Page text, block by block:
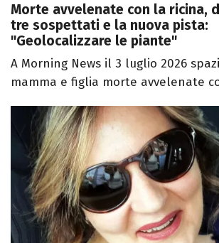
Morte avvelenate con la ricina,
tre sospettati e la nuova pista:
"Geolocalizzare le piante"
A Morning News il 3 luglio 2026
mamma e figlia morte avvelenate